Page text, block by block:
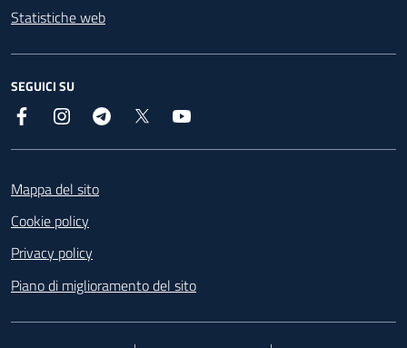
Statistiche web
SEGUICI SU
Facebook InstagramTelegram
Mappa del sito
Cookie policy
Privacy policy
Piano di miglioramento del sito